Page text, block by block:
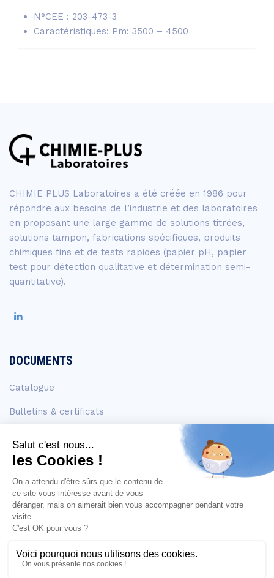
N°CEE : 203-473-3
Caractéristiques: Pm: 3500 – 4500
CHIMIE PLUS Laboratoires a été créée en 1986 pour
répondre aux besoins de l’industrie et des laboratoires
en proposant une large gamme de solutions titrées,
solutions tampon, fabrications spécifiques, produits
chimiques fins et de tests rapides (papier pH, papier
test pour détection qualitative et détermination semi-
quantitative).
DOCUMENTS
Catalogue
Bulletins & certificats
EN SAVOIR +
Contact
Mention légales